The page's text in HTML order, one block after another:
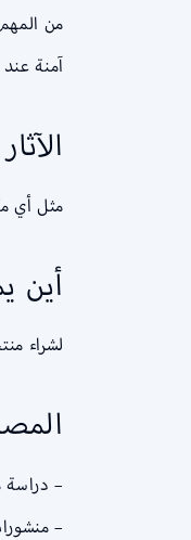
من
آمنة
مثل أي
أين
لشراء
– دراسة
–